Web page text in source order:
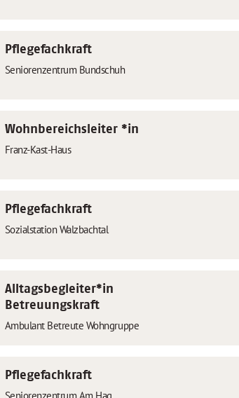
Pflegefachkraft
Seniorenzentrum Bundschuh
Wohnbereichsleiter *in
Franz-Kast-Haus
Pflegefachkraft
Sozialstation Walzbachtal
Alltagsbegleiter*in
Betreuungskraft
Ambulant Betreute Wohngruppe
Pflegefachkraft